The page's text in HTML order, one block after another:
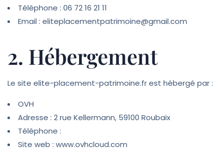
Téléphone : 06 72 16 21 11
Email : eliteplacementpatrimoine@gmail.com
2. Hébergement
Le site elite-placement-patrimoine.fr est hébergé par :
OVH
Adresse : 2 rue Kellermann, 59100 Roubaix
Téléphone :
Site web : www.ovhcloud.com